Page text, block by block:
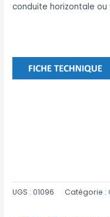
conduite horizontale ou
UGS :01096 Catégorie :